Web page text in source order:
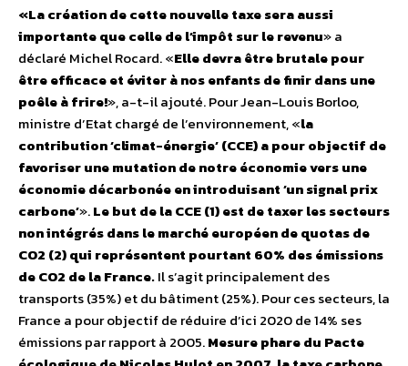
«La création de cette nouvelle taxe sera aussi
importante que celle de l’impôt sur le revenu» a
déclaré Michel Rocard. «Elle devra être brutale pour
être efficace et éviter à nos enfants de finir dans une
poêle à frire!», a-t-il ajouté. Pour Jean-Louis Borloo,
ministre d’Etat chargé de l’environnement, «la
contribution ‘climat-énergie’ (CCE) a pour objectif de
favoriser une mutation de notre économie vers une
économie décarbonée en introduisant ’un signal prix
carbone’».Le but de la CCE (1) est de taxer les secteurs
non intégrés dans le marché européen de quotas de
CO2 (2) qui représentent pourtant 60% des émissions
de CO2 de la France.Il s’agit principalement des
transports (35%) et du bâtiment (25%). Pour ces secteurs, la
France a pour objectif de réduire d’ici 2020 de 14% ses
émissions par rapport à 2005.Mesure phare du Pacte